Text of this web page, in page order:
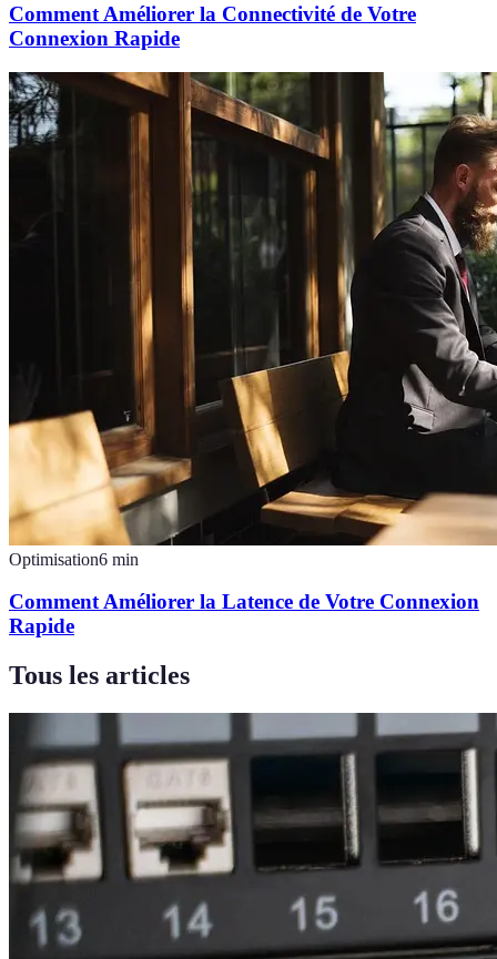
Comment Améliorer la Connectivité de Votre
Connexion Rapide
Optimisation6 min
Comment Améliorer la Latence de Votre Connexion
Rapide
Tous les articles